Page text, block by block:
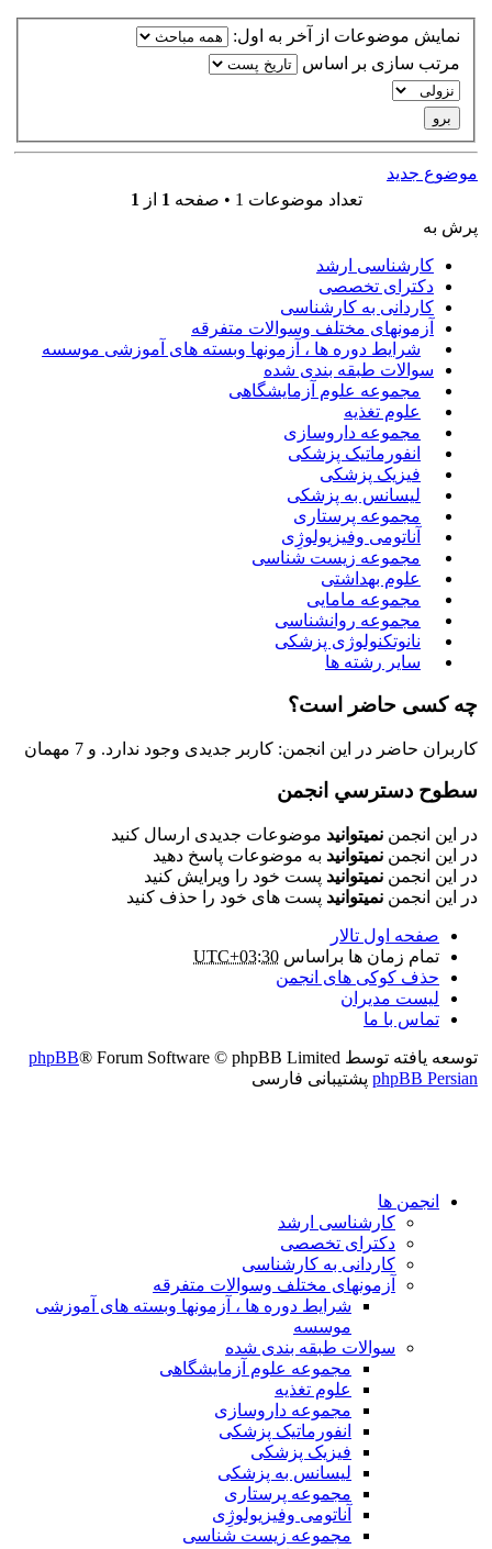
نمایش موضوعات از آخر به اول:
مرتب سازی بر اساس
موضوع جدید
تعداد موضوعات 1 • صفحه
1 از 1
پرش به
کارشناسی ارشد
دکترای تخصصی
کاردانی به کارشناسی
آزمونهای مختلف وسوالات متفرقه
شرایط دوره ها ، آزمونها وبسته های آموزشی موسسه
سوالات طبقه بندی شده
مجموعه علوم آزمایشگاهی
علوم تغذیه
مجموعه داروسازی
انفورماتیک پزشکی
فیزیک پزشکی
لیسانس به پزشکی
مجموعه پرستاری
آناتومی وفیزیولوژِی
مجموعه زیست شناسی
علوم بهداشتی
مجموعه مامایی
مجموعه روانشناسی
نانوتکنولوژی پزشکی
سایر رشته ها
چه کسی حاضر است؟
کاربران حاضر در این انجمن: کاربر جدیدی وجود ندارد. و 7 مهمان
سطوح دسترسي انجمن
در این انجمن نمیتوانید موضوعات جدیدی ارسال کنید
در این انجمن نمیتوانید به موضوعات پاسخ دهید
در این انجمن نمیتوانید پست خود را ویرایش کنید
در این انجمن نمیتوانید پست های خود را حذف کنید
صفحه اول تالار
تمام زمان ها براساس UTC+03:30
حذف کوکی های انجمن
لیست مدیران
تماس با ما
توسعه یافته توسط phpBB® Forum Software © phpBB Limited
phpBB Persian پشتیبانی فارسی
انجمن ها
کارشناسی ارشد
دکترای تخصصی
کاردانی به کارشناسی
آزمونهای مختلف وسوالات متفرقه
شرایط دوره ها ، آزمونها وبسته های آموزشی
موسسه
سوالات طبقه بندی شده
مجموعه علوم آزمایشگاهی
علوم تغذیه
مجموعه داروسازی
انفورماتیک پزشکی
فیزیک پزشکی
لیسانس به پزشکی
مجموعه پرستاری
آناتومی وفیزیولوژِی
مجموعه زیست شناسی